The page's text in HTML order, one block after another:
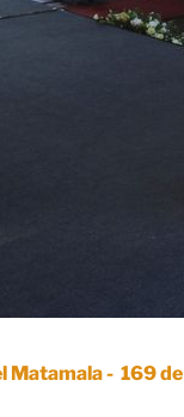
Matamala - 169